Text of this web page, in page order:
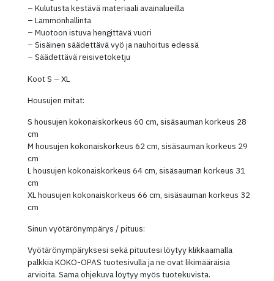
– Kulutusta kestävä materiaali avainalueilla
– Lämmönhallinta
– Muotoon istuva hengittävä vuori
– Sisäinen säädettävä vyö ja nauhoitus edessä
– Säädettävä reisivetoketju
Koot S – XL
Housujen mitat:
S housujen kokonaiskorkeus 60 cm, sisäsauman korkeus 28
cm
M housujen kokonaiskorkeus 62 cm, sisäsauman korkeus 29
cm
L housujen kokonaiskorkeus 64 cm, sisäsauman korkeus 31
cm
XL housujen kokonaiskorkeus 66 cm, sisäsauman korkeus 32
cm
Sinun vyötärönympärys / pituus:
Vyötärönympäryksesi sekä pituutesi löytyy klikkaamalla
palkkia KOKO-OPAS tuotesivulla ja ne ovat likimääräisiä
arvioita. Sama ohjekuva löytyy myös tuotekuvista.